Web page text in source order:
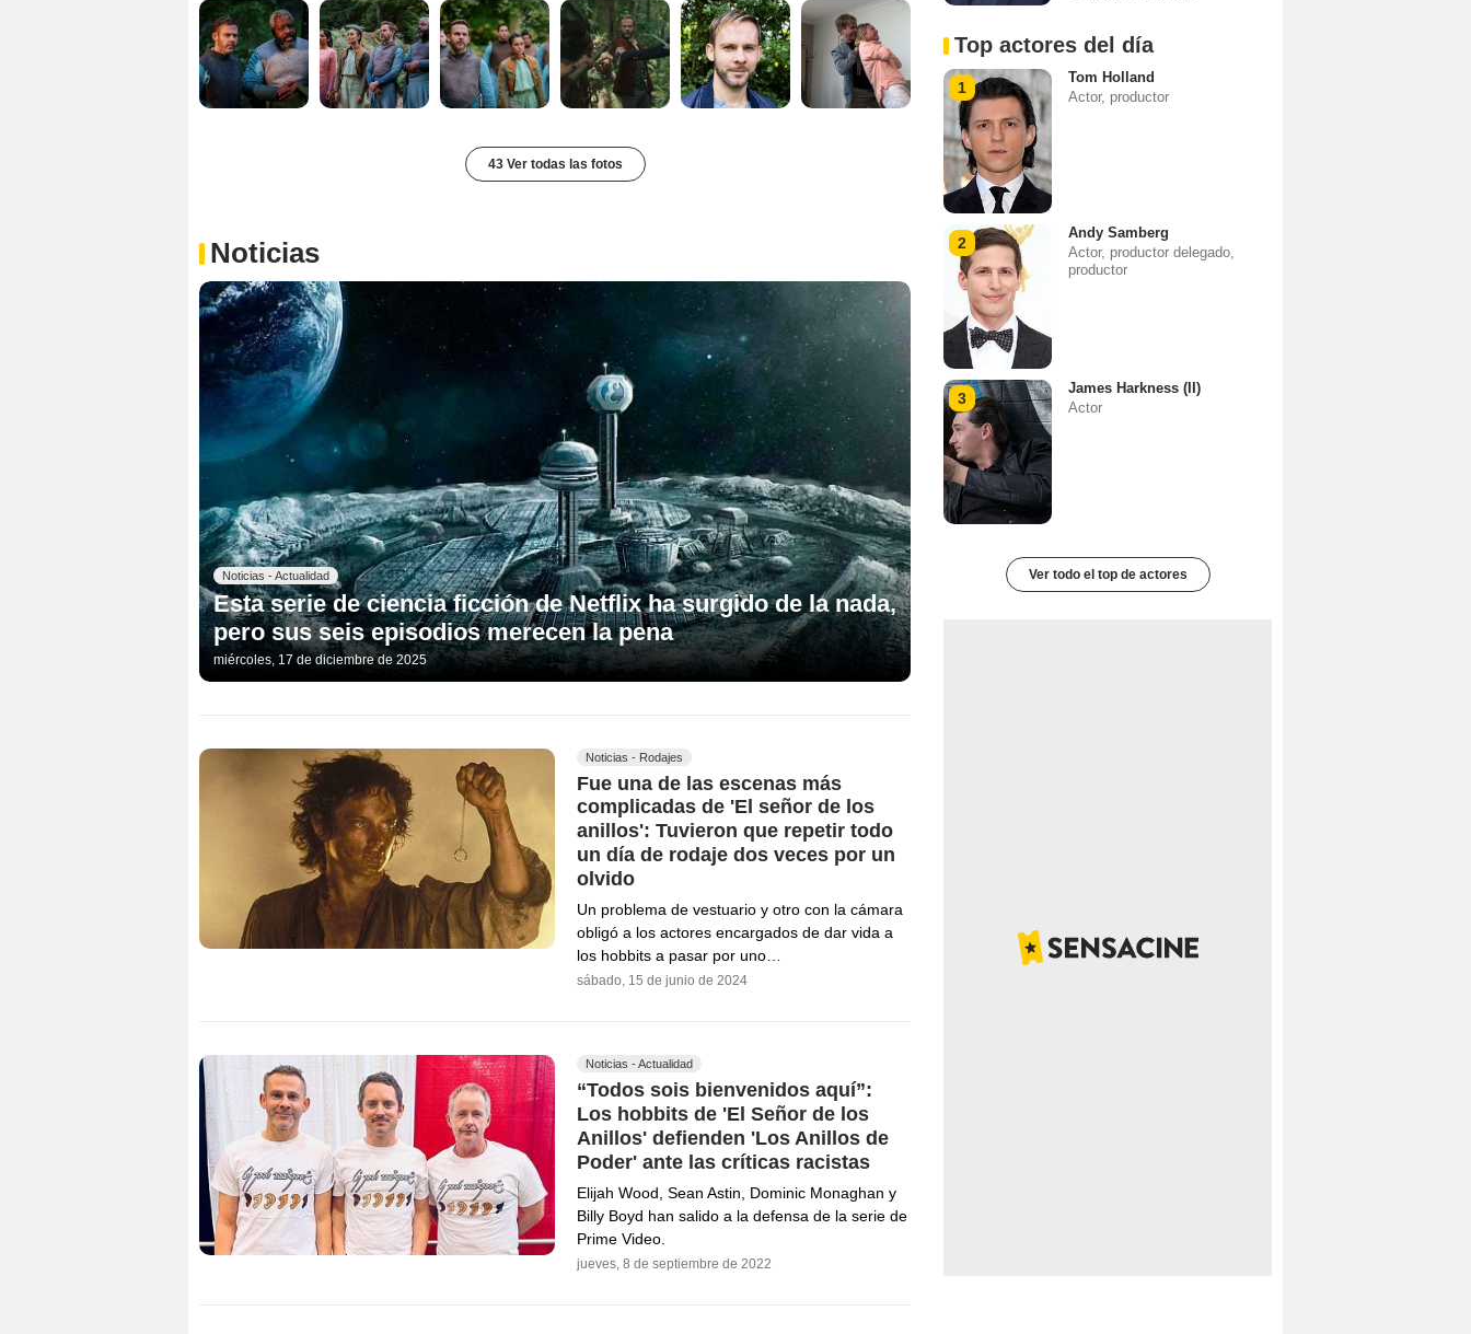
43 Ver todas las fotos
Noticias
Noticias - Actualidad
Esta serie de ciencia ficción de Netflix ha surgido de la nada,
pero sus seis episodios merecen la pena
miércoles, 17 de diciembre de 2025
Noticias - Rodajes
Fue una de las escenas más
complicadas de 'El señor de los
anillos': Tuvieron que repetir todo
un día de rodaje dos veces por un
olvido
Un problema de vestuario y otro con la cámara
obligó a los actores encargados de dar vida a
los hobbits a pasar por uno…
sábado, 15 de junio de 2024
Noticias - Actualidad
“Todos sois bienvenidos aquí”:
Los hobbits de 'El Señor de los
Anillos' defienden 'Los Anillos de
Poder' ante las críticas racistas
Elijah Wood, Sean Astin, Dominic Monaghan y
Billy Boyd han salido a la defensa de la serie de
Prime Video.
jueves, 8 de septiembre de 2022
Top actores del día
1
Tom Holland
Actor, productor
2
Andy Samberg
Actor, productor delegado,
productor
3
James Harkness (II)
Actor
Ver todo el top de actores